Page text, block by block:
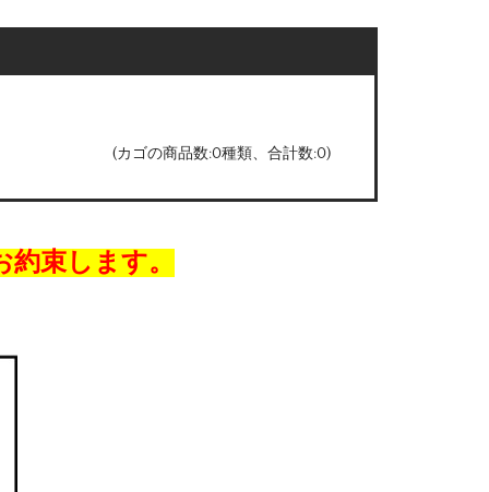
(カゴの商品数:0種類、合計数:0)
束します。